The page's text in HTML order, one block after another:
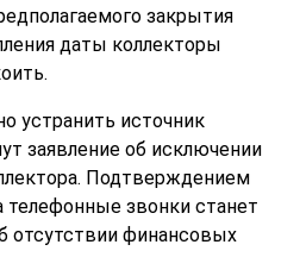
закрытия
даты коллекторы
устранить источник
заявление об исключении
Подтверждением
телефонные звонки станет
отсутствии финансовых